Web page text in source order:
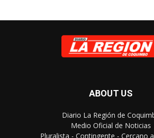
ABOUT US
Diario La Región de
Medio Oficial de Noticias
Pluralista - Contingente - Cercano